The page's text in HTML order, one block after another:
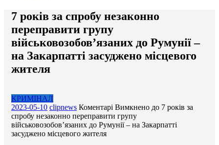
7 років за спробу незаконно
переправити групу
військовозобов’язаних до Румунії –
на Закарпатті засуджено місцевого
жителя
КРИМІНАЛ
2023-05-10 clipnews Коментарі Вимкнено до 7 років за
спробу незаконно переправити групу
військовозобов’язаних до Румунії – на Закарпатті
засуджено місцевого жителя